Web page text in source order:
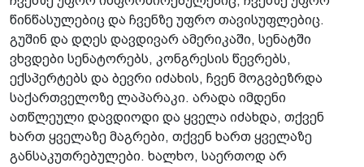
წინწასულებიც და ჩვენზე უფრო თავისუფლებიც.
გუშინ და დღეს დავდივარ ამერიკაში, სენატში
ვხვდები სენატორებს, კონგრესის წევრებს,
ექსპერტებს და ბევრი იძახის, ჩვენ მოგვბეზრდა
საქართველოზე ლაპარაკი. არადა იმდენი
ათწლეული დავდიოდი და ყველა იძახდა, თქვენ
ხართ ყველაზე მაგრები, თქვენ ხართ ყველაზე
განსაკუთრებულები. ხალხო, საერთოდ არ